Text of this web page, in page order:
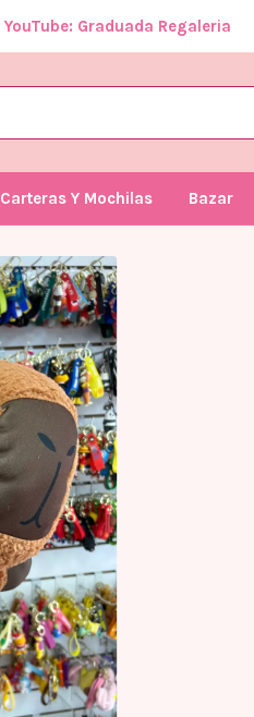
YouTube: Graduada Regaleria
Carteras Y Mochilas Bazar